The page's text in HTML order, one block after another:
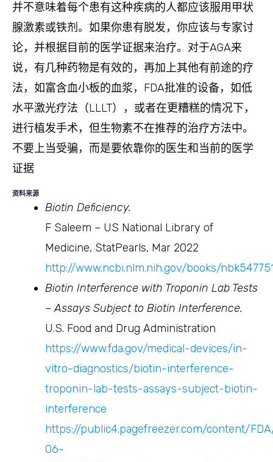
并不意味着每个患有这种疾病的人都应该服用甲状
腺激素或铁剂。如果你患有脱发，你应该与专家讨
论，并根据目前的医学证据来治疗。对于AGA来
说，有几种药物是有效的，再加上其他有前途的疗
法，如富含血小板的血浆，FDA批准的设备，如低
水平激光疗法（LLLT），或者在更糟糕的情况下，
进行植发手术，但生物素不在推荐的治疗方法中。
不要上当受骗，而是要依靠你的医生和当前的医学
证据
资料来源
Biotin Deficiency.
F Saleem – US National Library of
Medicine, StatPearls, Mar 2022
http://www.ncbi.nlm.nih.gov/books/
Biotin Interference with Troponin Lab Tests
– Assays Subject to Biotin Interference.
U.S. Food and Drug Administration
https://www.fda.gov/medical-devices/in-
vitro-diagnostics/biotin-interference-
troponin-lab-tests-assays-subject-biotin-
interference
https://public4.pagefreezer.com/content/
06-